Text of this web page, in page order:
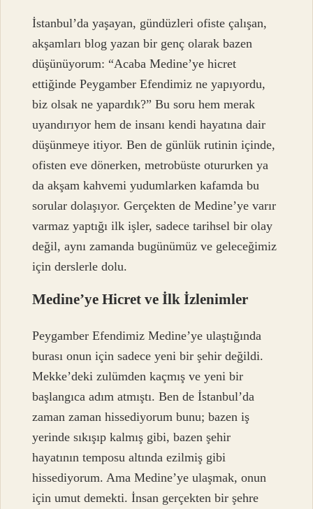
İstanbul’da yaşayan, gündüzleri ofiste çalışan,
akşamları blog yazan bir genç olarak bazen
düşünüyorum: “Acaba Medine’ye hicret
ettiğinde Peygamber Efendimiz ne yapıyordu,
biz olsak ne yapardık?” Bu soru hem merak
uyandırıyor hem de insanı kendi hayatına dair
düşünmeye itiyor. Ben de günlük rutinin içinde,
ofisten eve dönerken, metrobüste otururken ya
da akşam kahvemi yudumlarken kafamda bu
sorular dolaşıyor. Gerçekten de Medine’ye varır
varmaz yaptığı ilk işler, sadece tarihsel bir olay
değil, aynı zamanda bugünümüz ve geleceğimiz
için derslerle dolu.
Medine’ye Hicret ve İlk İzlenimler
Peygamber Efendimiz Medine’ye ulaştığında
burası onun için sadece yeni bir şehir değildi.
Mekke’deki zulümden kaçmış ve yeni bir
başlangıca adım atmıştı. Ben de İstanbul’da
zaman zaman hissediyorum bunu; bazen iş
yerinde sıkışıp kalmış gibi, bazen şehir
hayatının temposu altında ezilmiş gibi
hissediyorum. Ama Medine’ye ulaşmak, onun
için umut demekti. İnsan gerçekten bir şehre